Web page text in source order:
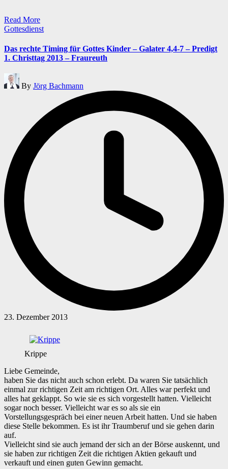
Read More
Posted
Gottesdienst
Das rechte Timing für Gottes Kinder – Galater 4,4-7 – Predigt
1. Christtag 2013 – Fraureuth
Posted
by
By Jörg Bachmann
23. Dezember 2013
Krippe
Liebe Gemeinde,
haben Sie das nicht auch schon erlebt. Da waren Sie tatsächlich
einmal zur richtigen Zeit am richtigen Ort. Alles war perfekt und
alles hat geklappt. So wie sie es sich vorgestellt hatten. Vielleicht
sogar noch besser. Vielleicht war es so als sie ein
Vorstellungsgespräch bei einer neuen Arbeit hatten. Und sie haben
diese Stelle bekommen. Es ist ihr Traumberuf und sie gehen darin
auf.
Vielleicht sind sie auch jemand der sich an der Börse auskennt, und
sie haben zur richtigen Zeit die richtigen Aktien gekauft und
verkauft und einen guten Gewinn gemacht.